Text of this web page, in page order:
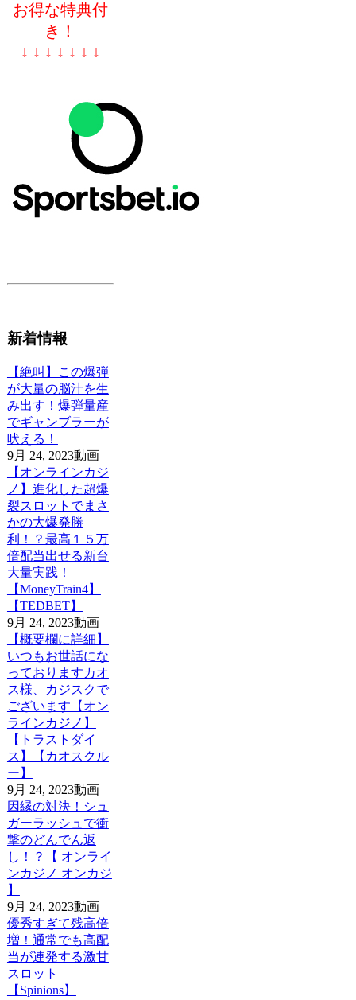
お得な特典付
き！
↓ ↓ ↓ ↓ ↓ ↓ ↓
新着情報
【絶叫】この爆弾
が大量の脳汁を生
み出す！爆弾量産
でギャンブラーが
吠える！
9月 24, 2023動画
【オンラインカジ
ノ】進化した超爆
裂スロットでまさ
かの大爆発勝
利！？最高１５万
倍配当出せる新台
大量実践！
【MoneyTrain4】
【TEDBET】
9月 24, 2023動画
【概要欄に詳細】
いつもお世話にな
っておりますカオ
ス様、カジスクで
ございます【オン
ラインカジノ】
【トラストダイ
ス】【カオスクル
ー】
9月 24, 2023動画
因縁の対決！シュ
ガーラッシュで衝
撃のどんでん返
し！？【 オンライ
ンカジノ オンカジ
】
9月 24, 2023動画
優秀すぎて残高倍
増！通常でも高配
当が連発する激甘
スロット
【Spinions】